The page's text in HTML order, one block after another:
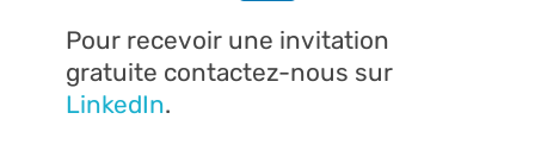
Pour recevoir une invitation
gratuite contactez-nous sur